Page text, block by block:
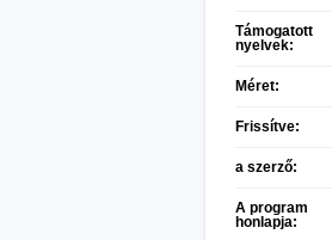
Támogatott
nyelvek:
Méret:
Frissítve:
a szerző:
A program
honlapja: